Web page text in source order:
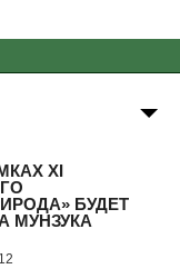
XI
БУДЕТ
МУНЗУКА